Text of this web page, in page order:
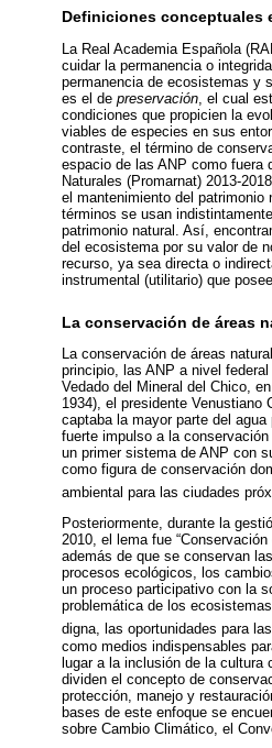
Definiciones conceptuales
La Real Academia Española
cuidar la permanencia o
permanencia de ecosistemas y
es el de preservación, el cual
condiciones que propicien la
viables de especies en sus
contraste, el término de
espacio de las ANP como fuera
Naturales (Promarnat) 2013-
el mantenimiento del
términos se usan
patrimonio natural. Así,
del ecosistema por su valor de
recurso, ya sea directa o
instrumental (utilitario) que
La conservación de áreas
La conservación de áreas
principio, las ANP a nivel
Vedado del Mineral del Chico,
1934), el presidente Venustiano
captaba la mayor parte del
fuerte impulso a la
un primer sistema de ANP con
como figura de conservación
ambiental para las ciudades
Posteriormente, durante la
2010, el lema fue
además de que se conservan
procesos ecológicos, los
un proceso participativo con la
problemática de los
digna, las oportunidades para
como medios indispensables
lugar a la inclusión de la cultura
dividen el concepto de
protección, manejo y
bases de este enfoque se
sobre Cambio Climático, el